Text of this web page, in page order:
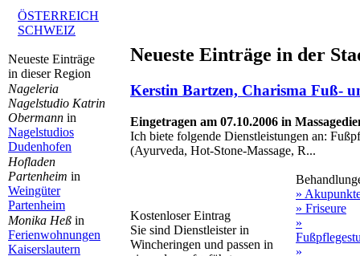
ÖSTERREICH
SCHWEIZ
Neueste Einträge
in dieser Region
Nageleria
Nagelstudio Katrin
Obermann in
Nagelstudios
Dudenhofen
Hofladen
Partenheim in
Weingüter
Partenheim
Monika Heß in
Ferienwohnungen
Kaiserslautern
Neueste Einträge in der
Kerstin Bartzen, Charisma Fuß-
Eingetragen am 07.10.2006 in
Ich biete folgende Dienstleistungen an:
(Ayurveda, Hot-Stone-Massage, R...
Kostenloser Eintrag
Sie sind Dienstleister in
Wincheringen und passen in
»
» Friseure
»
»